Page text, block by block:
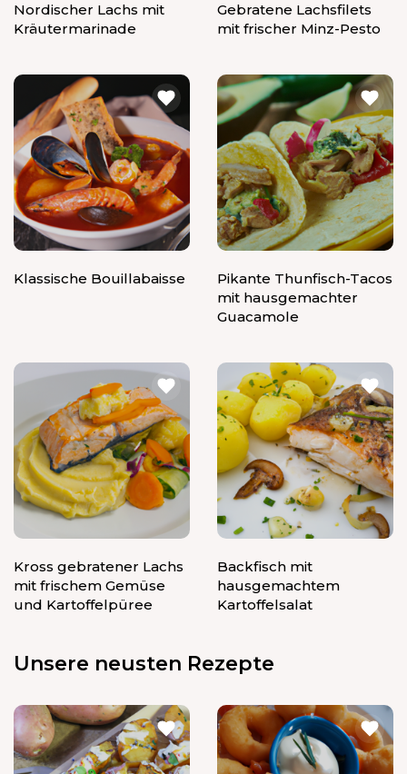
Nordischer Lachs mit
Kräutermarinade
Gebratene Lachsfilets
mit frischer Minz-Pesto
Klassische Bouillabaisse
Pikante Thunfisch-Tacos
mit hausgemachter
Guacamole
Kross gebratener Lachs
mit frischem Gemüse
und Kartoffelpüree
Backfisch mit
hausgemachtem
Kartoffelsalat
Unsere neusten Rezepte